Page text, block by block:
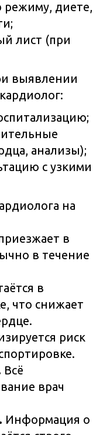
режиму, диете,
лист (при
выявлении
анализы);
с узкими
на
в
в течение
в
что снижает
риск
Всё
врач
Информация о